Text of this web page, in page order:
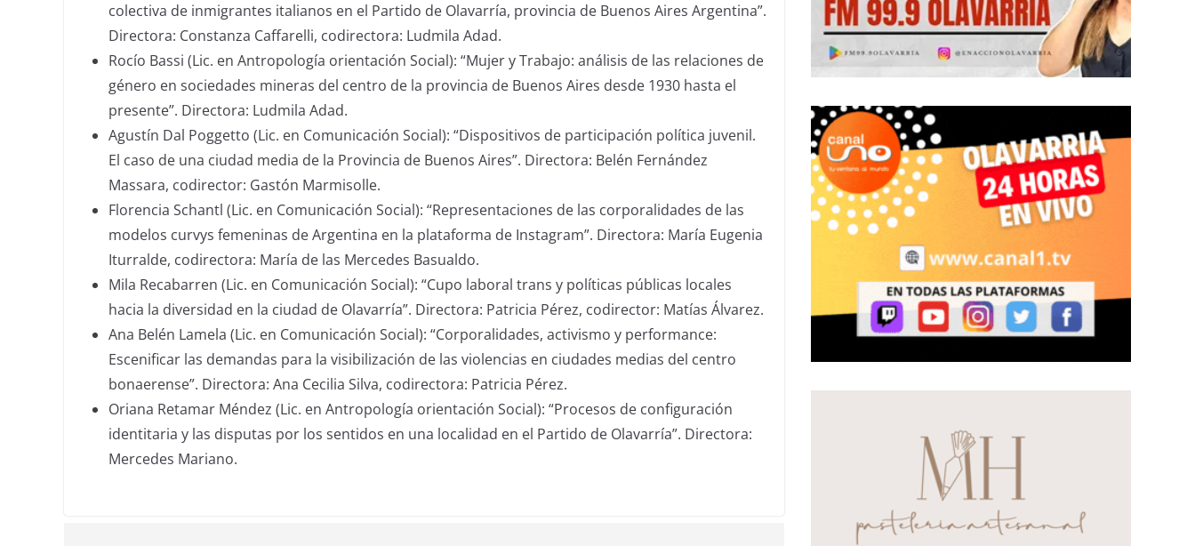
colectiva de inmigrantes italianos en el Partido de Olavarría, provincia de Buenos Aires Argentina”.
Directora: Constanza Caffarelli, codirectora: Ludmila Adad.
Rocío Bassi (Lic. en Antropología orientación Social): “Mujer y Trabajo: análisis de las relaciones de
género en sociedades mineras del centro de la provincia de Buenos Aires desde 1930 hasta el
presente”. Directora: Ludmila Adad.
Agustín Dal Poggetto (Lic. en Comunicación Social): “Dispositivos de participación política juvenil.
El caso de una ciudad media de la Provincia de Buenos Aires”. Directora: Belén Fernández
Massara, codirector: Gastón Marmisolle.
Florencia Schantl (Lic. en Comunicación Social): “Representaciones de las corporalidades de las
modelos curvys femeninas de Argentina en la plataforma de Instagram”. Directora: María Eugenia
Iturralde, codirectora: María de las Mercedes Basualdo.
Mila Recabarren (Lic. en Comunicación Social): “Cupo laboral trans y políticas públicas locales
hacia la diversidad en la ciudad de Olavarría”. Directora: Patricia Pérez, codirector: Matías Álvarez.
Ana Belén Lamela (Lic. en Comunicación Social): “Corporalidades, activismo y performance:
Escenificar las demandas para la visibilización de las violencias en ciudades medias del centro
bonaerense”. Directora: Ana Cecilia Silva, codirectora: Patricia Pérez.
Oriana Retamar Méndez (Lic. en Antropología orientación Social): “Procesos de configuración
identitaria y las disputas por los sentidos en una localidad en el Partido de Olavarría”. Directora:
Mercedes Mariano.